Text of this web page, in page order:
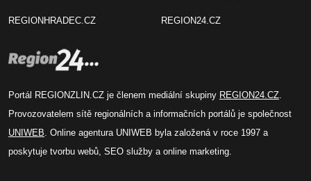
REGIONHRADEC.CZ REGION24.CZ
Portál REGIONZLIN.CZ je členem mediální skupiny REGION24.CZ.
Provozovatelem sítě regionálních a informačních portálů je společnost
UNIWEB. Online agentura UNIWEB byla založená v roce 1997 a
poskytuje tvorbu webů, SEO služby a online marketing.